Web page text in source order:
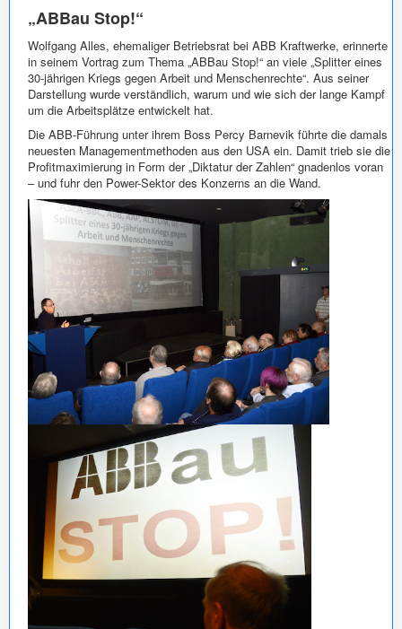
„ABBau Stop!“
Wolfgang Alles, ehemaliger Betriebsrat bei ABB Kraftwerke, erinnerte
in seinem Vortrag zum Thema „ABBau Stop!“ an viele „Splitter eines
30-jährigen Kriegs gegen Arbeit und Menschenrechte“. Aus seiner
Darstellung wurde verständlich, warum und wie sich der lange Kampf
um die Arbeitsplätze entwickelt hat.
Die ABB-Führung unter ihrem Boss Percy Barnevik führte die damals
neuesten Managementmethoden aus den USA ein. Damit trieb sie die
Profitmaximierung in Form der „Diktatur der Zahlen“ gnadenlos voran
– und fuhr den Power-Sektor des Konzerns an die Wand.